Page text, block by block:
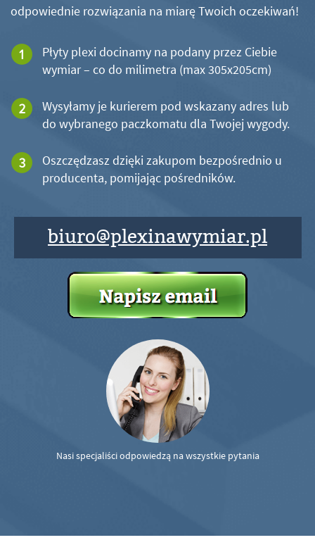
odpowiednie rozwiązania na miarę Twoich oczekiwań!
Płyty plexi docinamy na podany przez Ciebie
wymiar – co do milimetra (max 305x205cm)
Wysyłamy je kurierem pod wskazany adres lub
do wybranego paczkomatu dla Twojej wygody.
Oszczędzasz dzięki zakupom bezpośrednio u
producenta, pomijając pośredników.
biuro@plexinawymiar.pl
Nasi specjaliści odpowiedzą na wszystkie pytania